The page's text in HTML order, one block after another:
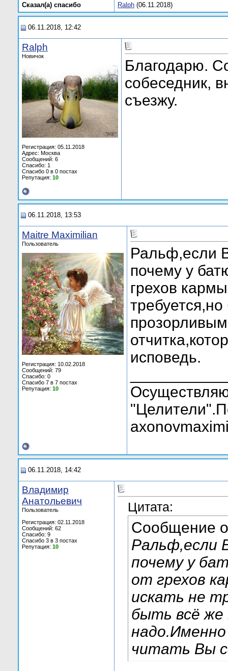
Диана Мартовская Добрый день! Хочу...24.05.2022,14:56
Елен-ка
Регрессивный Гипноз
Как я поняла, в этом разделе...
Здравствуйте. Согласно...
Сказал(а) cпасибо Ralph (06.11.2018)
06.11.2018, 12:42
Ralph
Новичок
Регистрация: 05.11.2018
Адрес: Москва
Сообщений: 6
Спасибо: 1
Спасибо 0 в 0 постах
Репутация: 10
Благодарю.
собеседник,
съезжу.
06.11.2018, 13:53
Maitre Maximilian
Пользователь
Регистрация: 10.02.2018
Сообщений: 79
Спасибо: 0
Спасибо 7 в 7 постах
Репутация: 10
Ральф,если
почему у
грехов
исповедь.
06.11.2018, 14:42
Владимир
Анатольевич
Пользователь
Регистрация: 02.11.2018
Сообщений: 62
Спасибо: 9
Спасибо 3 в 3 постах
Репутация: 10
Цитата:
Сообщение
Ральф,если
почему у
от грехов
искать не
быть всё же
читать Вы